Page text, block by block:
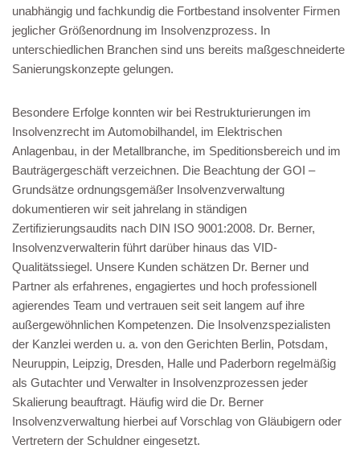
unabhängig und fachkundig die Fortbestand insolventer Firmen
jeglicher Größenordnung im Insolvenzprozess. In
unterschiedlichen Branchen sind uns bereits maßgeschneiderte
Sanierungskonzepte gelungen.
Besondere Erfolge konnten wir bei Restrukturierungen im
Insolvenzrecht im Automobilhandel, im Elektrischen
Anlagenbau, in der Metallbranche, im Speditionsbereich und im
Bauträgergeschäft verzeichnen. Die Beachtung der GOI –
Grundsätze ordnungsgemäßer Insolvenzverwaltung
dokumentieren wir seit jahrelang in ständigen
Zertifizierungsaudits nach DIN ISO 9001:2008. Dr. Berner,
Insolvenzverwalterin führt darüber hinaus das VID-
Qualitätssiegel. Unsere Kunden schätzen Dr. Berner und
Partner als erfahrenes, engagiertes und hoch professionell
agierendes Team und vertrauen seit seit langem auf ihre
außergewöhnlichen Kompetenzen. Die Insolvenzspezialisten
der Kanzlei werden u. a. von den Gerichten Berlin, Potsdam,
Neuruppin, Leipzig, Dresden, Halle und Paderborn regelmäßig
als Gutachter und Verwalter in Insolvenzprozessen jeder
Skalierung beauftragt. Häufig wird die Dr. Berner
Insolvenzverwaltung hierbei auf Vorschlag von Gläubigern oder
Vertretern der Schuldner eingesetzt.